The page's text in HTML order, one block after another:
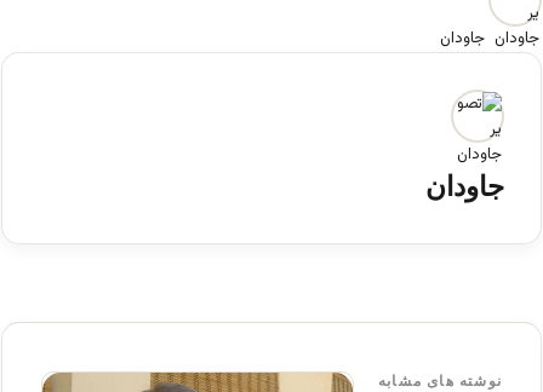
جاودان
جاودان
نوشته های مشابه